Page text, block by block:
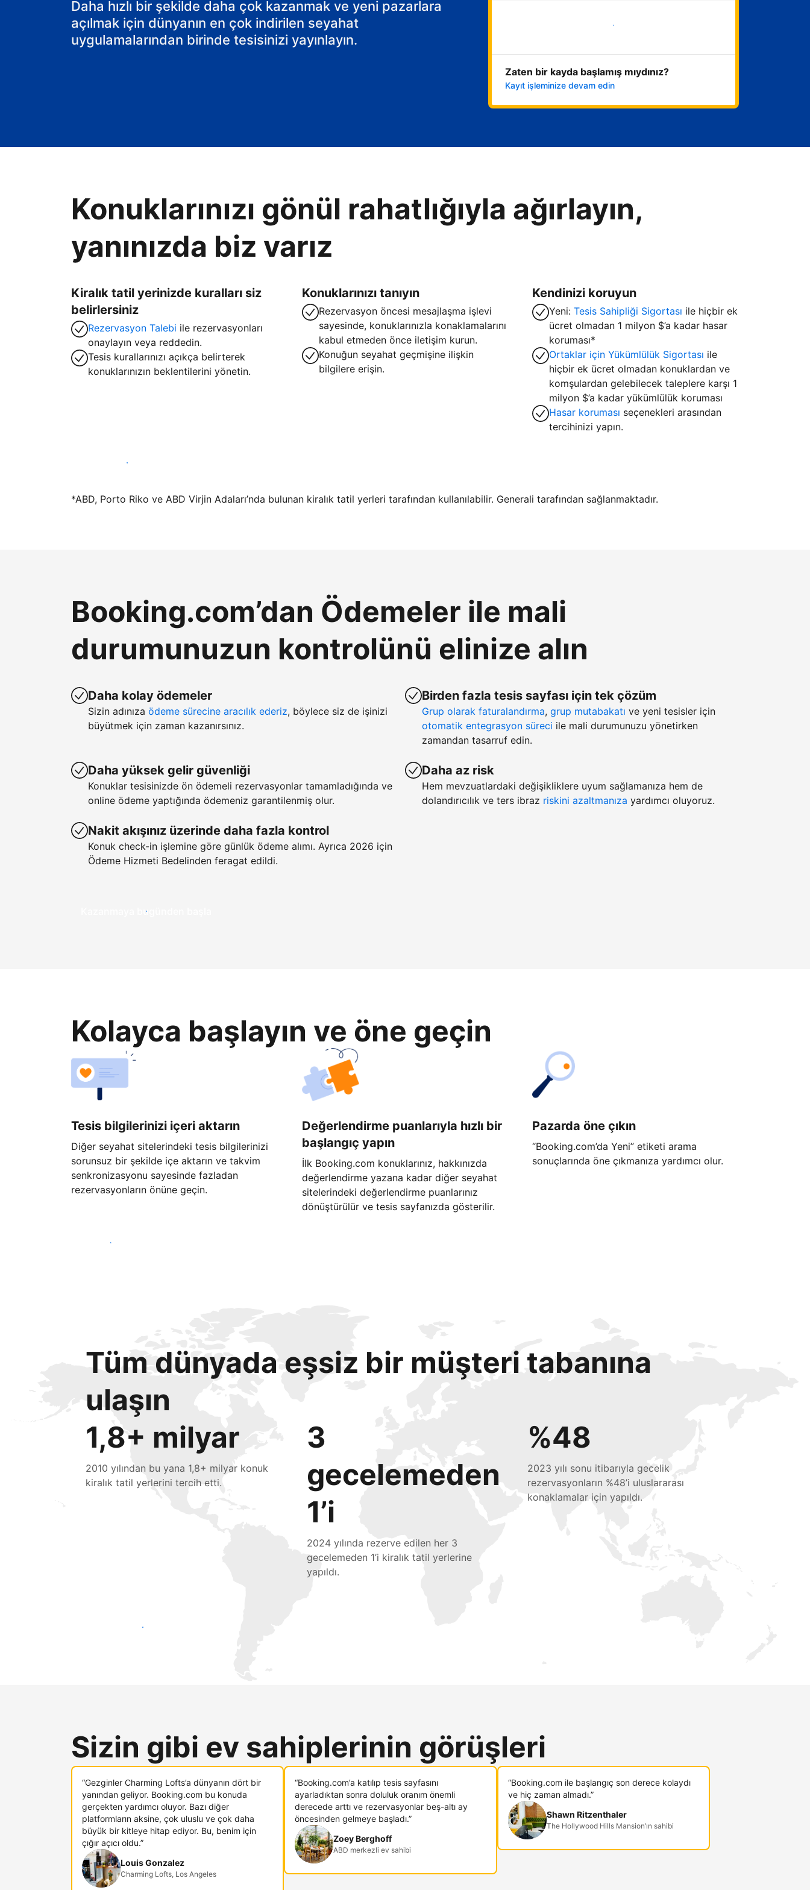
Daha hızlı bir şekilde daha çok kazanmak ve yeni pazarlara
açılmak için dünyanın en çok indirilen seyahat
uygulamalarından birinde tesisinizi yayınlayın.
Hemen başla
Zaten bir kayda başlamış mıydınız?
Kayıt işleminize devam edin
Konuklarınızı gönül rahatlığıyla ağırlayın,
yanınızda biz varız
Kiralık tatil yerinizde kuralları siz
belirlersiniz
Rezervasyon Talebi ile rezervasyonları
onaylayın veya reddedin.
Tesis kurallarınızı açıkça belirterek
konuklarınızın beklentilerini yönetin.
Konuklarınızı tanıyın
Rezervasyon öncesi mesajlaşma işlevi
sayesinde, konuklarınızla konaklamalarını
kabul etmeden önce iletişim kurun.
Konuğun seyahat geçmişine ilişkin
bilgilere erişin.
Kendinizi koruyun
Yeni:Tesis Sahipliği Sigortası ile hiçbir ek
ücret olmadan 1 milyon $’a kadar hasar
koruması*
Ortaklar için Yükümlülük Sigortası ile
hiçbir ek ücret olmadan konuklardan ve
komşulardan gelebilecek taleplere karşı 1
milyon $’a kadar yükümlülük koruması
Hasar koruması seçenekleri arasından
tercihinizi yapın.
Hemen tesis yayınla
*ABD, Porto Riko ve ABD Virjin Adaları’nda bulunan kiralık tatil yerleri tarafından kullanılabilir. Generali tarafından sağlanmaktadır.
Booking.com’dan Ödemeler ile mali
durumunuzun kontrolünü elinize alın
Daha kolay ödemeler
Sizin adınıza ödeme sürecine aracılık ederiz, böylece siz de işinizi
büyütmek için zaman kazanırsınız.
Daha yüksek gelir güvenliği
Konuklar tesisinizde ön ödemeli rezervasyonlar tamamladığında ve
online ödeme yaptığında ödemeniz garantilenmiş olur.
Nakit akışınız üzerinde daha fazla kontrol
Konuk check-in işlemine göre günlük ödeme alımı. Ayrıca 2026 için
Ödeme Hizmeti Bedelinden feragat edildi.
Birden fazla tesis sayfası için tek çözüm
Grup olarak faturalandırma, grup mutabakatı ve yeni tesisler için
otomatik entegrasyon süreci ile mali durumunuzu yönetirken
zamandan tasarruf edin.
Daha az risk
Hem mevzuatlardaki değişikliklere uyum sağlamanıza hem de
dolandırıcılık ve ters ibraz riskini azaltmanıza yardımcı oluyoruz.
Kazanmaya bugünden başla
Kolayca başlayın ve öne geçin
Tesis bilgilerinizi içeri aktarın
Diğer seyahat sitelerindeki tesis bilgilerinizi
sorunsuz bir şekilde içe aktarın ve takvim
senkronizasyonu sayesinde fazladan
rezervasyonların önüne geçin.
Değerlendirme puanlarıyla hızlı bir
başlangıç yapın
İlk Booking.com konuklarınız, hakkınızda
değerlendirme yazana kadar diğer seyahat
sitelerindeki değerlendirme puanlarınız
dönüştürülür ve tesis sayfanızda gösterilir.
Pazarda öne çıkın
“Booking.com’da Yeni” etiketi arama
sonuçlarında öne çıkmanıza yardımcı olur.
Hemen başla
Tüm dünyada eşsiz bir müşteri tabanına
ulaşın
1,8+ milyar
2010 yılından bu yana 1,8+ milyar konuk
kiralık tatil yerlerini tercih etti.
3
gecelemeden
1’i
2024 yılında rezerve edilen her 3
gecelemeden 1’i kiralık tatil yerlerine
yapıldı.
%48
2023 yılı sonu itibarıyla gecelik
rezervasyonların %48’i uluslararası
konaklamalar için yapıldı.
Hemen yeni konuklara ulaş
Sizin gibi ev sahiplerinin görüşleri
“Gezginler Charming Lofts’a dünyanın dört bir
yanından geliyor. Booking.com bu konuda
gerçekten yardımcı oluyor. Bazı diğer
platformların aksine, çok uluslu ve çok daha
büyük bir kitleye hitap ediyor. Bu, benim için
çığır açıcı oldu.”
Louis Gonzalez
Charming Lofts, Los Angeles
“Booking.com’a katılıp tesis sayfasını
ayarladıktan sonra doluluk oranım önemli
derecede arttı ve rezervasyonlar beş-altı ay
öncesinden gelmeye başladı.”
Zoey Berghoff
ABD merkezli ev sahibi
“Booking.com ile başlangıç son derece kolaydı
ve hiç zaman almadı.”
Shawn Ritzenthaler
The Hollywood Hills Mansion’ın sahibi